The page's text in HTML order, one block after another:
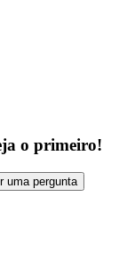
o primeiro!
uma pergunta